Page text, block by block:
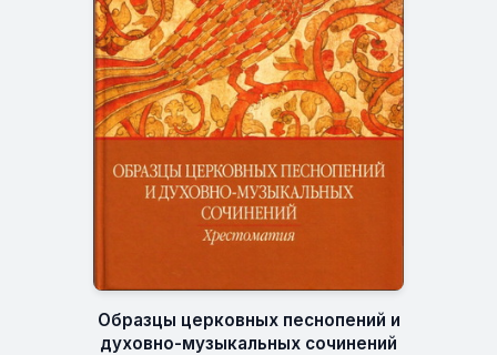
Образцы церковных песнопений и
духовно-музыкальных сочинений